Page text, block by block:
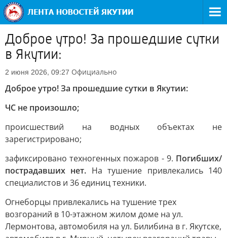
Доброе утро! За прошедшие сутки
в Якутии:
2 июня 2026, 09:27 Официально
Доброе утро! За прошедшие сутки в Якутии:
ЧС не произошло;
происшествий на водных объектах не
зарегистрировано;
зафиксировано техногенных пожаров - 9. Погибших/
пострадавших нет. На тушение привлекались 140
специалистов и 36 единиц техники.
Огнеборцы привлекались на тушение трех
возгораний в 10-этажном жилом доме на ул.
Лермонтова, автомобиля на ул. Билибина в г. Якутске,